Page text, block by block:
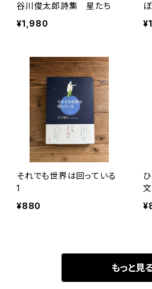
谷川俊太郎詩集 星たち
¥1,980
それでも世界は回っている
1
¥880
もっと見